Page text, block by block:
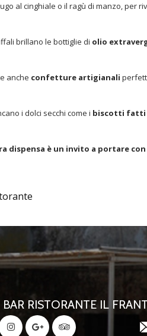
al cinghiale o il ragù di manzo, per
brillano le bottiglie di olio
anche confetture artigianali
i dolci secchi come i biscotti fatti
dispensa è un invito a portare
BAR RISTORANTE IL